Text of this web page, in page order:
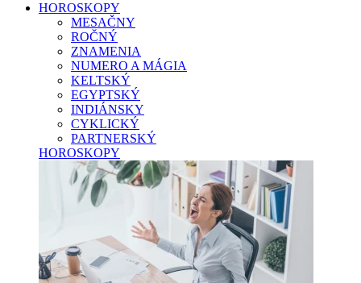
HOROSKOPY
MESAČNY
ROČNÝ
ZNAMENIA
NUMERO A MÁGIA
KELTSKÝ
EGYPTSKÝ
INDIÁNSKY
CYKLICKÝ
PARTNERSKÝ
HOROSKOPY